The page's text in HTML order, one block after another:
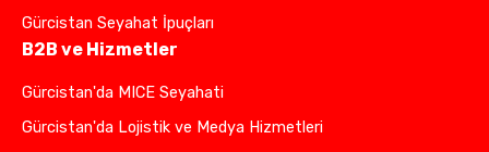
Gürcistan Seyahat İpuçları
B2B ve Hizmetler
Gürcistan'da MICE Seyahati
Gürcistan'da Lojistik ve Medya Hizmetleri